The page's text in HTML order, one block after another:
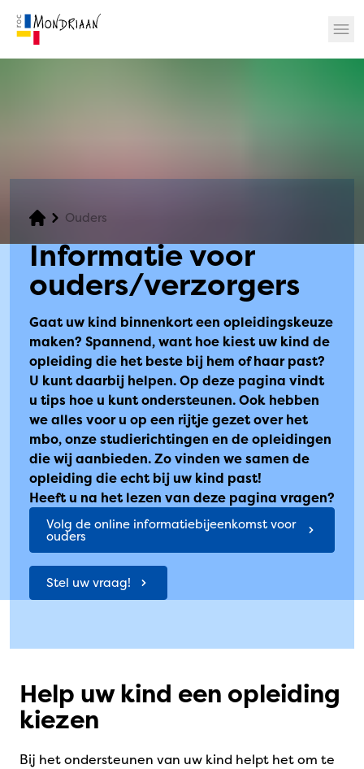
Ouders
Informatie voor
ouders/verzorgers
Gaat uw kind binnenkort een opleidingskeuze
maken? Spannend, want hoe kiest uw kind de
opleiding die het beste bij hem of haar past?
U kunt daarbij helpen. Op deze pagina vindt
u tips hoe u kunt ondersteunen. Ook hebben
we alles voor u op een rijtje gezet over het
mbo, onze studierichtingen en de opleidingen
die wij aanbieden. Zo vinden we samen de
opleiding die echt bij uw kind past!
Heeft u na het lezen van deze pagina vragen?
Volg de online informatiebijeenkomst voor
ouders
Stel uw vraag!
Help uw kind een opleiding
kiezen
Bij het ondersteunen van uw kind helpt het om te